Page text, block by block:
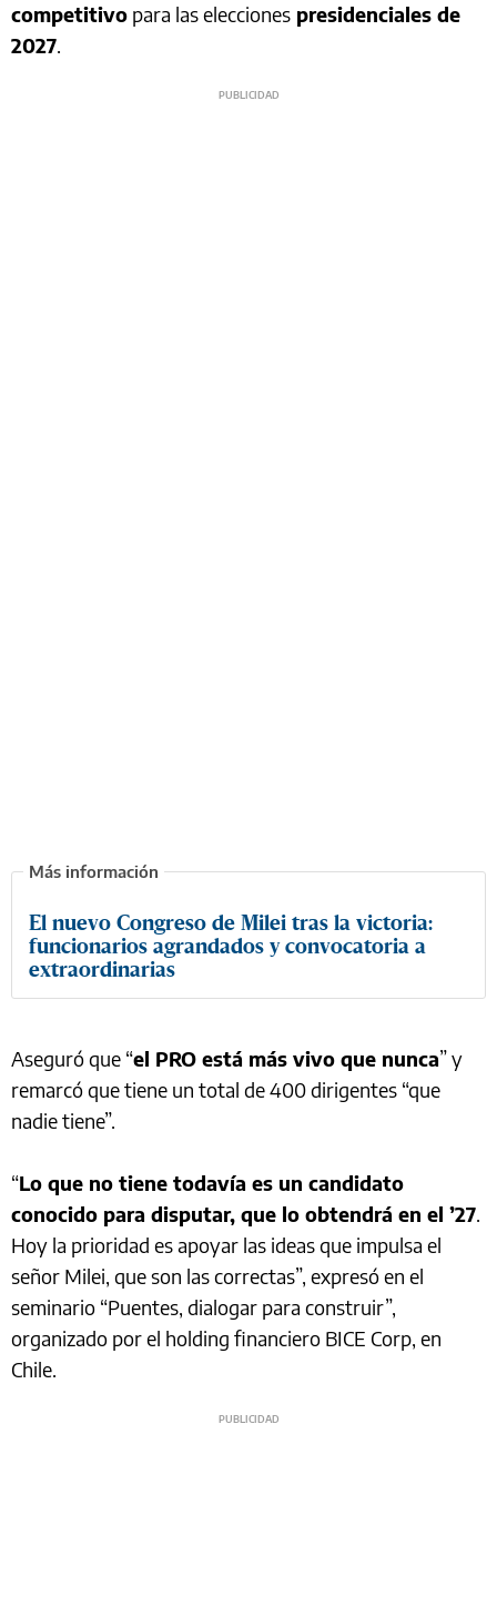
competitivo para las elecciones presidenciales de
2027.
El nuevo Congreso de Milei tras la victoria:
funcionarios agrandados y convocatoria a
extraordinarias
Aseguró que “el PRO está más vivo que nunca” y
remarcó que tiene un total de 400 dirigentes “que
nadie tiene”.
“Lo que no tiene todavía es un candidato
conocido para disputar, que lo obtendrá en el ’27.
Hoy la prioridad es apoyar las ideas que impulsa el
señor Milei, que son las correctas”, expresó en el
seminario “Puentes, dialogar para construir”,
organizado por el holding financiero BICE Corp, en
Chile.